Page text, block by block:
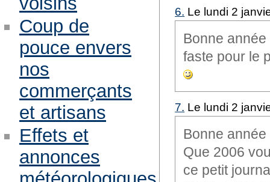
6. Le lundi 2
Bonne
faste pour le
7. Le lundi 2
Bonne
Que 2006
ce petit
Coup de
pouce envers
nos
commerçants
et artisans
Effets et
annonces